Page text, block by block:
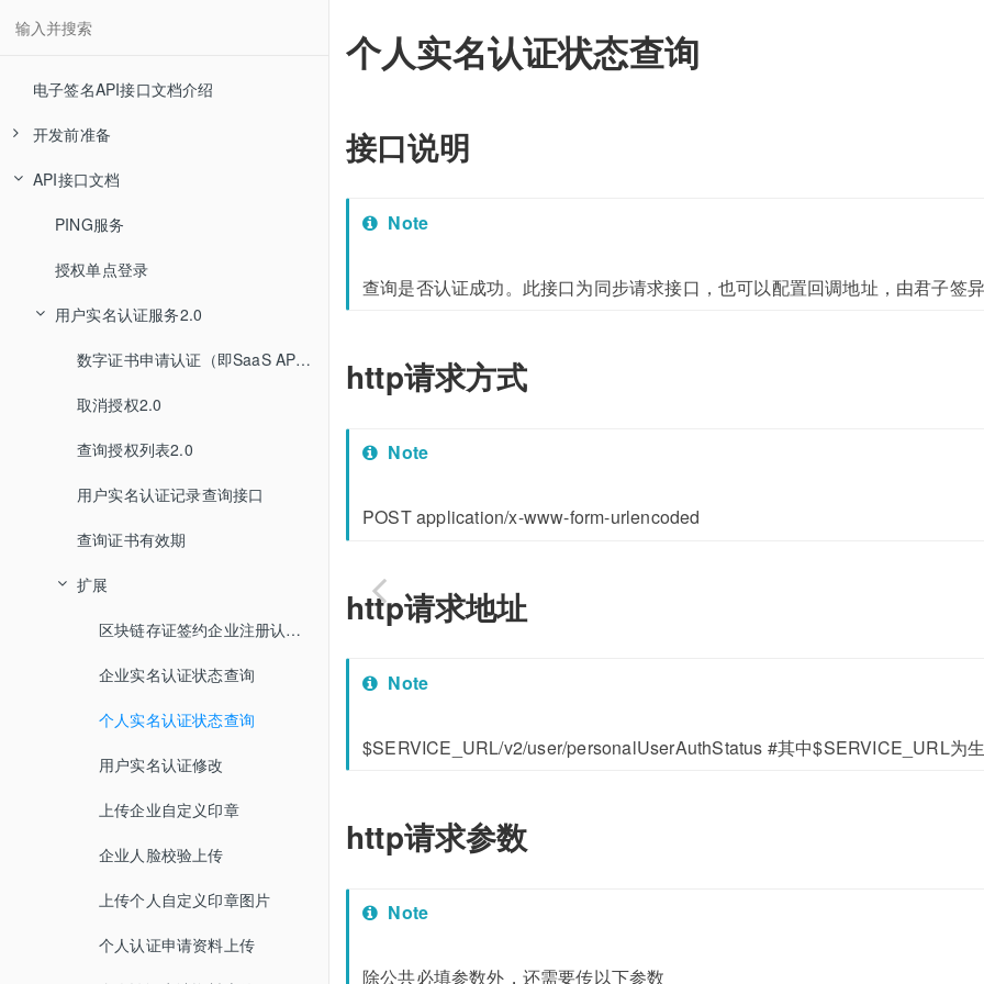
电子签名API接口文档介绍
开发前准备
开发前必读
接口交互时序图
API接口文档
PING服务
授权单点登录
用户实名认证服务2.0
数字证书申请认证（即SaaS API 2.0）
取消授权2.0
查询授权列表2.0
用户实名认证记录查询接口
查询证书有效期
扩展
区块链存证签约企业注册认证1.0
企业实名认证状态查询
个人实名认证状态查询
用户实名认证修改
上传企业自定义印章
企业人脸校验上传
上传个人自定义印章图片
个人认证申请资料上传
个人实名认证状态查询
接口说明
Note
查询是否认证成功。此接口为同步请求接口，也可以配置回调地址，由君子签异
http请求方式
Note
POST application/x-www-form-urlencoded
http请求地址
Note
$SERVICE_URL/v2/user/personalUserAuthStatus #其中$SERVICE_URL为
http请求参数
Note
除公共必填参数外，还需要传以下参数